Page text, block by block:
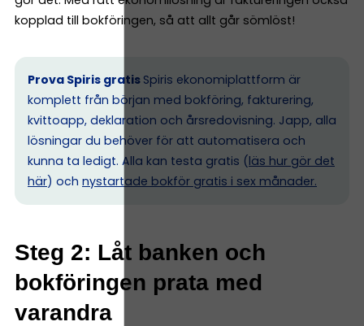
kopplad till bokföringen, så att allt går sömlöst!
Prova Spiris gratis Spiris ekonomiplattform är
komplett från början med bokföring, fakturering,
kvittoapp, deklaration och årsredovisning. Japp, alla
lösningar du behöver för att automatisera och
kunna ta ledigt. Alla kan testa gratis (läs hur gör det
här) och nystartade bokför gratis i sex månader.
Steg 2: Låt banken och
bokföringen prata med
varandra